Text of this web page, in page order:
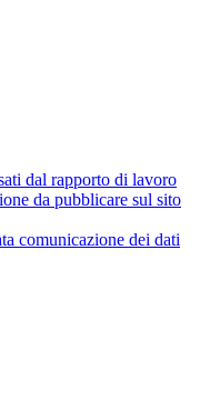
dal rapporto di lavoro
da pubblicare sul sito
comunicazione dei dati